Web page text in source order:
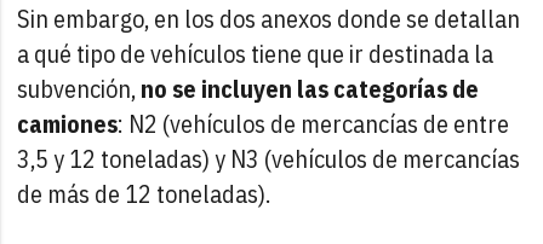
Sin embargo, en los dos anexos donde se detallan
a qué tipo de vehículos tiene que ir destinada la
subvención,no se incluyen las categorías de
camiones: N2 (vehículos de mercancías de entre
3,5 y 12 toneladas) y N3 (vehículos de mercancías
de más de 12 toneladas).